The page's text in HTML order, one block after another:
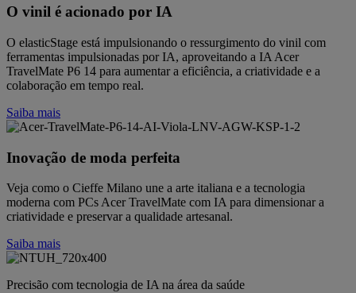
O vinil é acionado por IA
O elasticStage está impulsionando o ressurgimento do vinil com
ferramentas impulsionadas por IA, aproveitando a IA Acer
TravelMate P6 14 para aumentar a eficiência, a criatividade e a
colaboração em tempo real.
Saiba mais
Inovação de moda perfeita
Veja como o Cieffe Milano une a arte italiana e a tecnologia
moderna com PCs Acer TravelMate com IA para dimensionar a
criatividade e preservar a qualidade artesanal.
Saiba mais
Precisão com tecnologia de IA na área da saúde